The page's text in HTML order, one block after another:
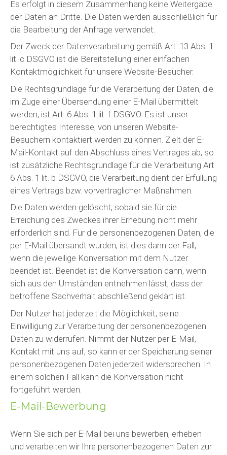
Es erfolgt in diesem Zusammenhang keine Weitergabe
der Daten an Dritte. Die Daten werden ausschließlich für
die Bearbeitung der Anfrage verwendet.
Der Zweck der Datenverarbeitung gemäß Art. 13 Abs. 1
lit. c DSGVO ist die Bereitstellung einer einfachen
Kontaktmöglichkeit für unsere Website-Besucher.
Die Rechtsgrundlage für die Verarbeitung der Daten, die
im Zuge einer Übersendung einer E-Mail übermittelt
werden, ist Art. 6 Abs. 1 lit. f DSGVO. Es ist unser
berechtigtes Interesse, von unseren Website-
Besuchern kontaktiert werden zu können. Zielt der E-
Mail-Kontakt auf den Abschluss eines Vertrages ab, so
ist zusätzliche Rechtsgrundlage für die Verarbeitung Art.
6 Abs. 1 lit. b DSGVO, die Verarbeitung dient der Erfüllung
eines Vertrags bzw. vorvertraglicher Maßnahmen.
Die Daten werden gelöscht, sobald sie für die
Erreichung des Zweckes ihrer Erhebung nicht mehr
erforderlich sind. Für die personenbezogenen Daten, die
per E-Mail übersandt wurden, ist dies dann der Fall,
wenn die jeweilige Konversation mit dem Nutzer
beendet ist. Beendet ist die Konversation dann, wenn
sich aus den Umständen entnehmen lässt, dass der
betroffene Sachverhalt abschließend geklärt ist.
Der Nutzer hat jederzeit die Möglichkeit, seine
Einwilligung zur Verarbeitung der personenbezogenen
Daten zu widerrufen. Nimmt der Nutzer per E-Mail,
Kontakt mit uns auf, so kann er der Speicherung seiner
personenbezogenen Daten jederzeit widersprechen. In
einem solchen Fall kann die Konversation nicht
fortgeführt werden.
E-Mail-Bewerbung
Wenn Sie sich per E-Mail bei uns bewerben, erheben
und verarbeiten wir Ihre personenbezogenen Daten zur